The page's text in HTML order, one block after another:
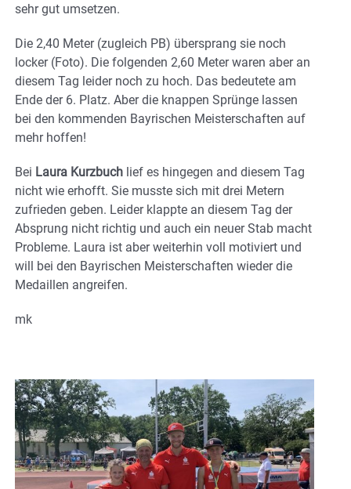
sehr gut umsetzen.
Die 2,40 Meter (zugleich PB) übersprang sie noch
locker (Foto). Die folgenden 2,60 Meter waren aber an
diesem Tag leider noch zu hoch. Das bedeutete am
Ende der 6. Platz. Aber die knappen Sprünge lassen
bei den kommenden Bayrischen Meisterschaften auf
mehr hoffen!
Bei Laura Kurzbuch lief es hingegen and diesem Tag
nicht wie erhofft. Sie musste sich mit drei Metern
zufrieden geben. Leider klappte an diesem Tag der
Absprung nicht richtig und auch ein neuer Stab macht
Probleme. Laura ist aber weiterhin voll motiviert und
will bei den Bayrischen Meisterschaften wieder die
Medaillen angreifen.
mk